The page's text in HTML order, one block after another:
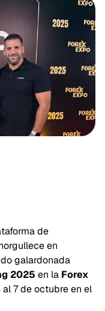
de
en
galardonada
2025 en la Forex
7 de octubre en el